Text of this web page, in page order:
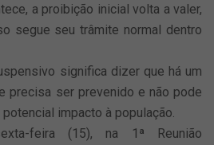
a proibição inicial volta a valer,
segue seu trâmite normal dentro
significa dizer que há um
precisa ser prevenido e não pode
impacto à população.
feira (15), na 1ª Reunião